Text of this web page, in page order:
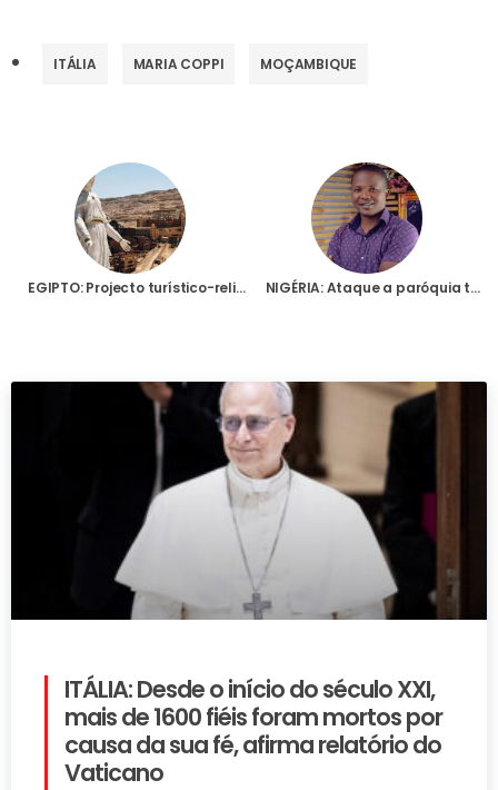
ITÁLIA MARIA COPPI MOÇAMBIQUE
EGIPTO: Projecto turístico-religioso sobre a Sagrada Família avança com inauguração de estátua à Virgem Maria NIGÉRIA: Ataque a paróquia termina de forma dramática com seminarista queimado vivo
ITÁLIA: Desde o início do século XXI,
mais de 1600 fiéis foram mortos por
causa da sua fé, afirma relatório do
Vaticano